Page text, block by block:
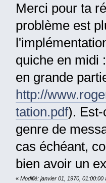
Merci pour ta
problème est
quiche en midi
en grande
http://
tation.pdf). Est-
genre de
cas échéant,
bien avoir un
« Modifié: janvier 01, 1970, 01:00:00